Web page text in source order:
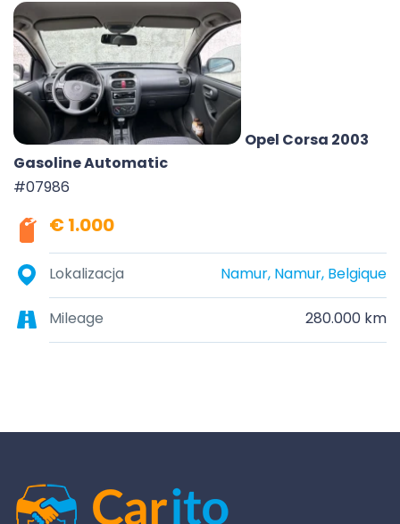
Opel Corsa 2003
Gasoline Automatic
#07986
€ 1.000
Lokalizacja Namur, Namur, Belgique
Mileage 280.000 km